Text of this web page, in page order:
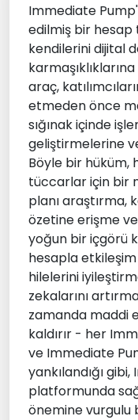
Immediate
edilmiş bir
kendilerini dijital
araç,
etmeden önce
sığınak içinde
geliştirmelerine
Böyle bir hüküm,
tüccarlar için bir
planı araştırma,
özetine erişme
yoğun bir içgörü
hesapla
hilelerini
zekalarını
zamanda maddi
kaldırır - her
ve Immediate
yankılandığı
platformunda
önemine vurgulu